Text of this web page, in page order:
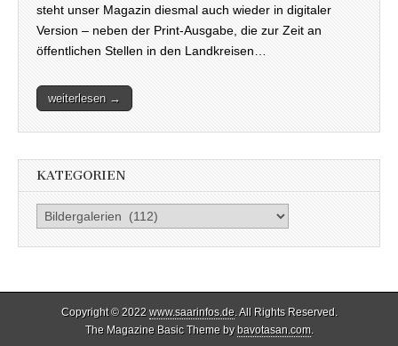
steht unser Magazin diesmal auch wieder in digitaler
Version – neben der Print-Ausgabe, die zur Zeit an
öffentlichen Stellen in den Landkreisen…
weiterlesen →
KATEGORIEN
Kategorien
Copyright © 2022 www.saarinfos.de. All Rights Reserved.
The Magazine Basic Theme bybavotasan.com.